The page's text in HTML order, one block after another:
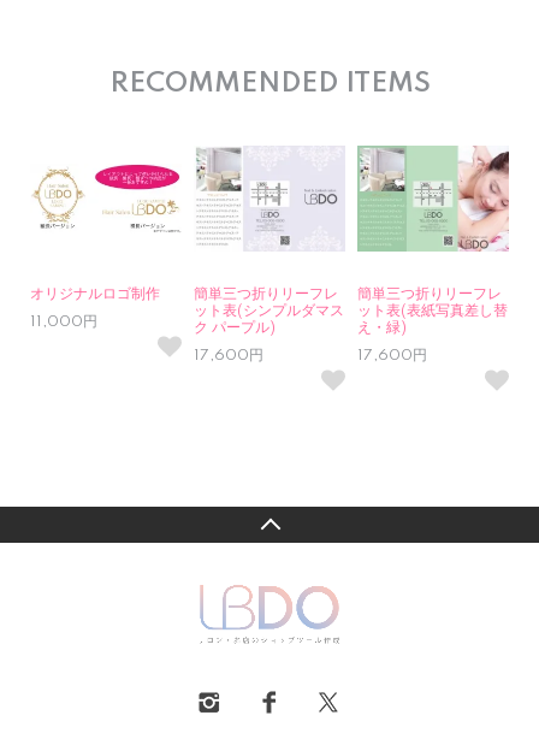
RECOMMENDED ITEMS
オリジナルロゴ制作
11,000円
簡単三つ折りリーフレ
ット表(シンプルダマス
ク パープル)
17,600円
簡単三つ折りリーフレ
ット表(表紙写真差し替
え・緑)
17,600円